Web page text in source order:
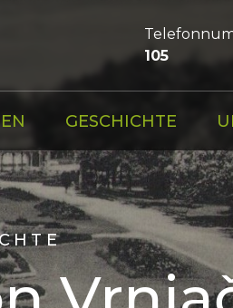
105
GESCHICHTE